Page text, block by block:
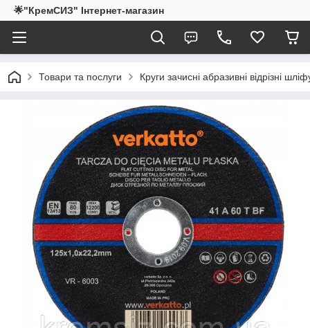
🌟"КремСИЗ" Інтернет-магазин
Товари та послуги Круги зачисні абразивні відрізні